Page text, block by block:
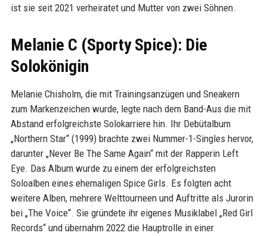
ist sie seit 2021 verheiratet und Mutter von zwei Söhnen.
Melanie C (Sporty Spice): Die
Solokönigin
Melanie Chisholm, die mit Trainingsanzügen und Sneakern
zum Markenzeichen wurde, legte nach dem Band-Aus die mit
Abstand erfolgreichste Solokarriere hin. Ihr Debütalbum
„Northern Star“ (1999) brachte zwei Nummer-1-Singles hervor,
darunter „Never Be The Same Again“ mit der Rapperin Left
Eye. Das Album wurde zu einem der erfolgreichsten
Soloalben eines ehemaligen Spice Girls. Es folgten acht
weitere Alben, mehrere Welttourneen und Auftritte als Jurorin
bei „The Voice“. Sie gründete ihr eigenes Musiklabel „Red Girl
Records“ und übernahm 2022 die Hauptrolle in einer